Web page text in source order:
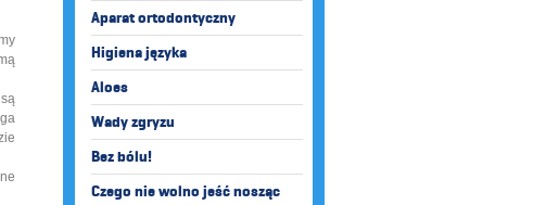
Aparat ortodontyczny
Higiena języka
Aloes
Wady zgryzu
Bez bólu!
Czego nie wolno jeść nosząc